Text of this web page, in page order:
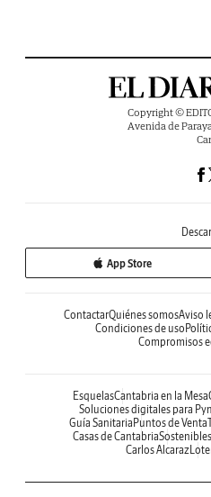
Copyright ©
Avenida de
App Store
ContactarQuiénes somosAviso
Condiciones de uso
Compromisos
EsquelasCantabria en la Mesa
Soluciones digitales para
Guía Sanitaria Puntos de Venta
Casas de CantabriaSostenibles
Carlos Alcaraz